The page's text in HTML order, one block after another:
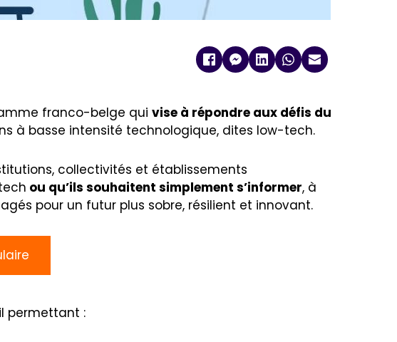
franco-belge qui vise à répondre aux défis du
à basse intensité technologique, dites low-tech.
collectivités et établissements
ou qu’ils souhaitent simplement s’informer, à
pour un futur plus sobre, résilient et innovant.
permettant :